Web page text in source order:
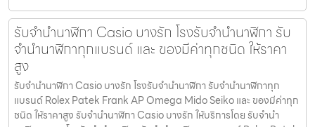
รับจํานํานาฬิกา Casio บางรัก โรงรับจำนำนาฬิกา รับ
จำนำนาฬิกาทุกแบรนด์ และ ของมีค่าทุกชนิด ให้ราคา
สูง
รับจํานํานาฬิกา Casio บางรัก โรงรับจำนำนาฬิกา รับจำนำนาฬิกาทุก
แบรนด์ Rolex Patek Frank AP Omega Mido Seiko และ ของมีค่าทุก
ชนิด ให้ราคาสูง รับจํานํานาฬิกา Casio บางรัก ให้บริการโดย รับจํานํา